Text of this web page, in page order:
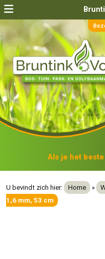
Als je het
U bevindt zich hier: Home »
1,6 mm, 53 cm